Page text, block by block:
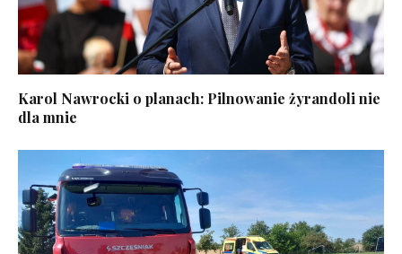
Karol Nawrocki o planach: Pilnowanie żyrandoli nie
dla mnie